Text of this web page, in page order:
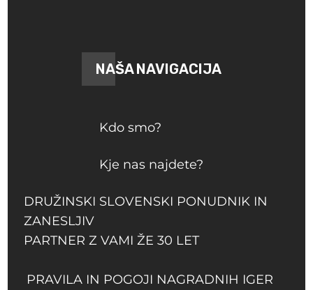
NAŠA NAVIGACIJA
Kdo smo?
Kje nas najdete?
DRUŽINSKI SLOVENSKI PONUDNIK IN
ZANESLJIV
PARTNER Z VAMI ŽE 30 LET
PRAVILA IN POGOJI NAGRADNIH IGER